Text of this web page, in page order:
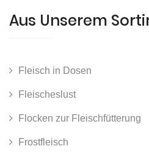
Aus Unserem
Fleisch in Dosen
Fleischeslust
Flocken zur Fleischfütterung
Frostfleisch